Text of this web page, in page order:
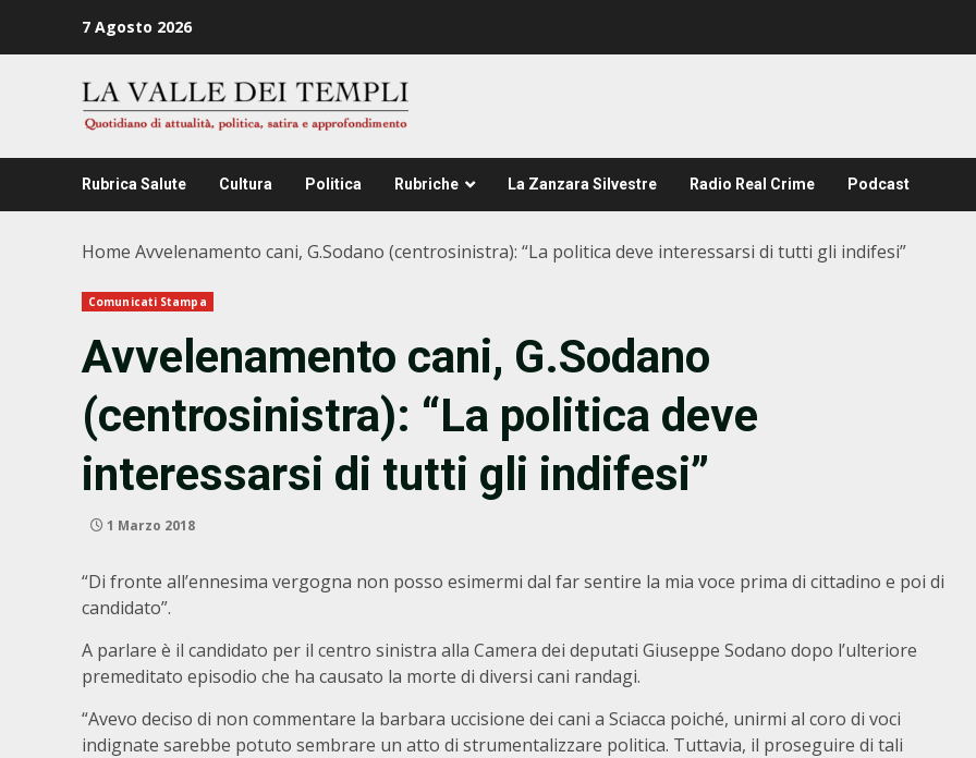
7 Agosto 2026
Rubrica Salute Cultura Politica Rubriche La Zanzara Silvestre Radio Real Crime Podcast
Home Avvelenamento cani, G.Sodano (centrosinistra): “La politica deve interessarsi di tutti gli indifesi”
Comunicati Stampa
Avvelenamento cani, G.Sodano
(centrosinistra): “La politica deve
interessarsi di tutti gli indifesi”
1 Marzo 2018
“Di fronte all’ennesima vergogna non posso esimermi dal far sentire la mia voce prima di cittadino e poi di
candidato”.
A parlare è il candidato per il centro sinistra alla Camera dei deputati Giuseppe Sodano dopo l’ulteriore
premeditato episodio che ha causato la morte di diversi cani randagi.
“Avevo deciso di non commentare la barbara uccisione dei cani a Sciacca poiché, unirmi al coro di voci
indignate sarebbe potuto sembrare un atto di strumentalizzare politica. Tuttavia, il proseguire di tali